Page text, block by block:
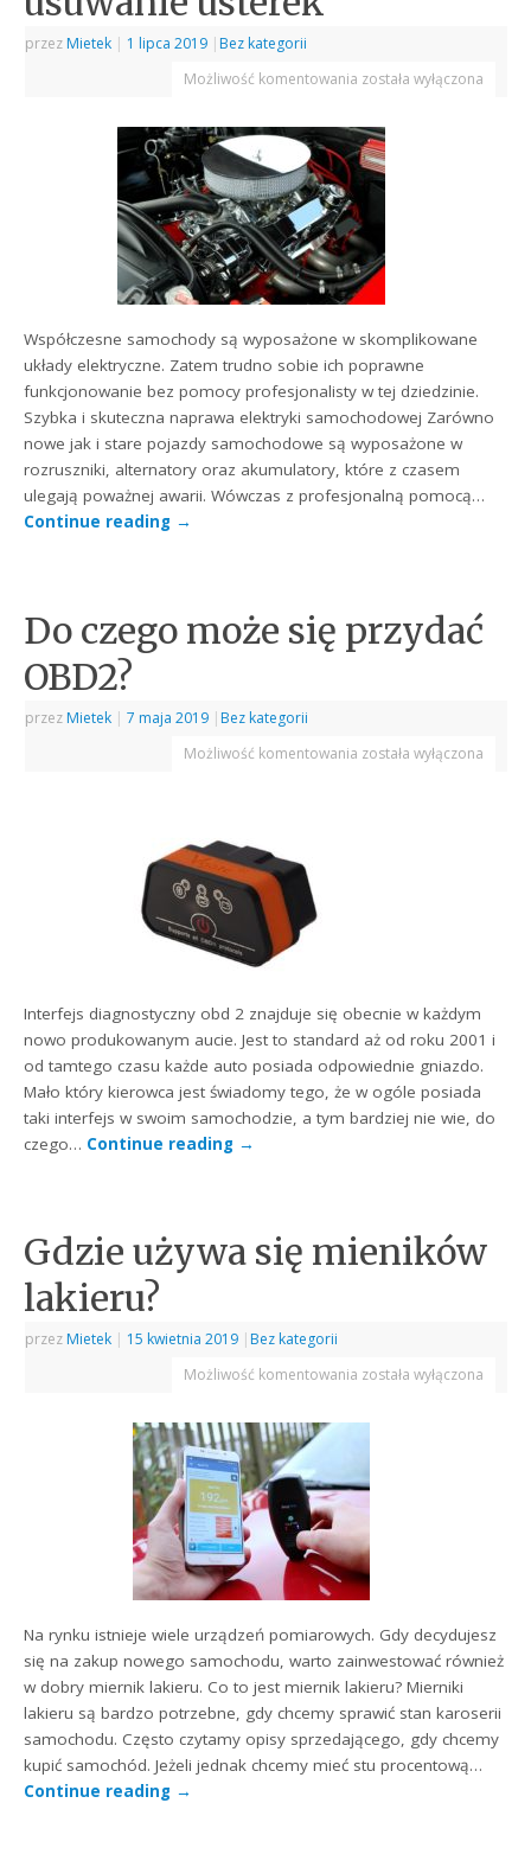
przez Mietek | 1 lipca 2019 | Bez kategorii
Możliwość komentowania została wyłączona
Współczesne samochody są wyposażone w skomplikowane
układy elektryczne. Zatem trudno sobie ich poprawne
funkcjonowanie bez pomocy profesjonalisty w tej dziedzinie.
Szybka i skuteczna naprawa elektryki samochodowej Zarówno
nowe jak i stare pojazdy samochodowe są wyposażone w
rozruszniki, alternatory oraz akumulatory, które z czasem
ulegają poważnej awarii. Wówczas z profesjonalną pomocą…
Continue reading →
Do czego może się przydać
OBD2?
przez Mietek | 7 maja 2019 | Bez kategorii
Możliwość komentowania została wyłączona
Interfejs diagnostyczny obd 2 znajduje się obecnie w każdym
nowo produkowanym aucie. Jest to standard aż od roku 2001 i
od tamtego czasu każde auto posiada odpowiednie gniazdo.
Mało który kierowca jest świadomy tego, że w ogóle posiada
taki interfejs w swoim samochodzie, a tym bardziej nie wie, do
czego… Continue reading →
Gdzie używa się mieników
lakieru?
przez Mietek | 15 kwietnia 2019 | Bez kategorii
Możliwość komentowania została wyłączona
Na rynku istnieje wiele urządzeń pomiarowych. Gdy decydujesz
się na zakup nowego samochodu, warto zainwestować również
w dobry miernik lakieru. Co to jest miernik lakieru? Mierniki
lakieru są bardzo potrzebne, gdy chcemy sprawić stan karoserii
samochodu. Często czytamy opisy sprzedającego, gdy chcemy
kupić samochód. Jeżeli jednak chcemy mieć stu procentową…
Continue reading →